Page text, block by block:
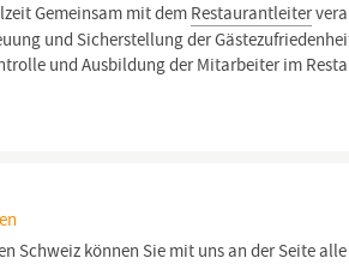
Gemeinsam mit dem Restaurantleiter
und Sicherstellung der
und Ausbildung der Mitarbeiter im
Schweiz können Sie mit uns an der Seite